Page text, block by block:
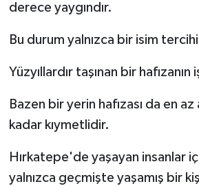
derece yaygındır.
Bu durum yalnızca bir isim
Yüzyıllardır taşınan bir
Bazen bir yerin hafızası da en
kadar kıymetlidir.
Hırkatepe'de yaşayan insanlar
yalnızca geçmişte yaşamış bir